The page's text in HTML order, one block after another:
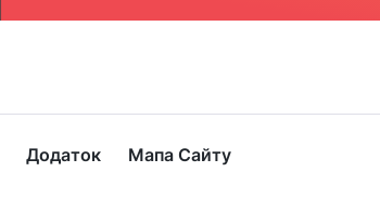
Додаток Мапа Сайту